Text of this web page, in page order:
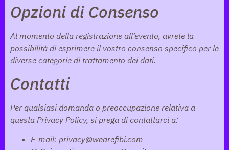
Opzioni di Consenso
Al momento della registrazione all’evento, avrete la
possibilità di esprimere il vostro consenso specifico per le
diverse categorie di trattamento dei dati.
Contatti
Per qualsiasi domanda o preoccupazione relativa a
questa Privacy Policy, si prega di contattarci a:
E-mail: privacy@wearefibi.com